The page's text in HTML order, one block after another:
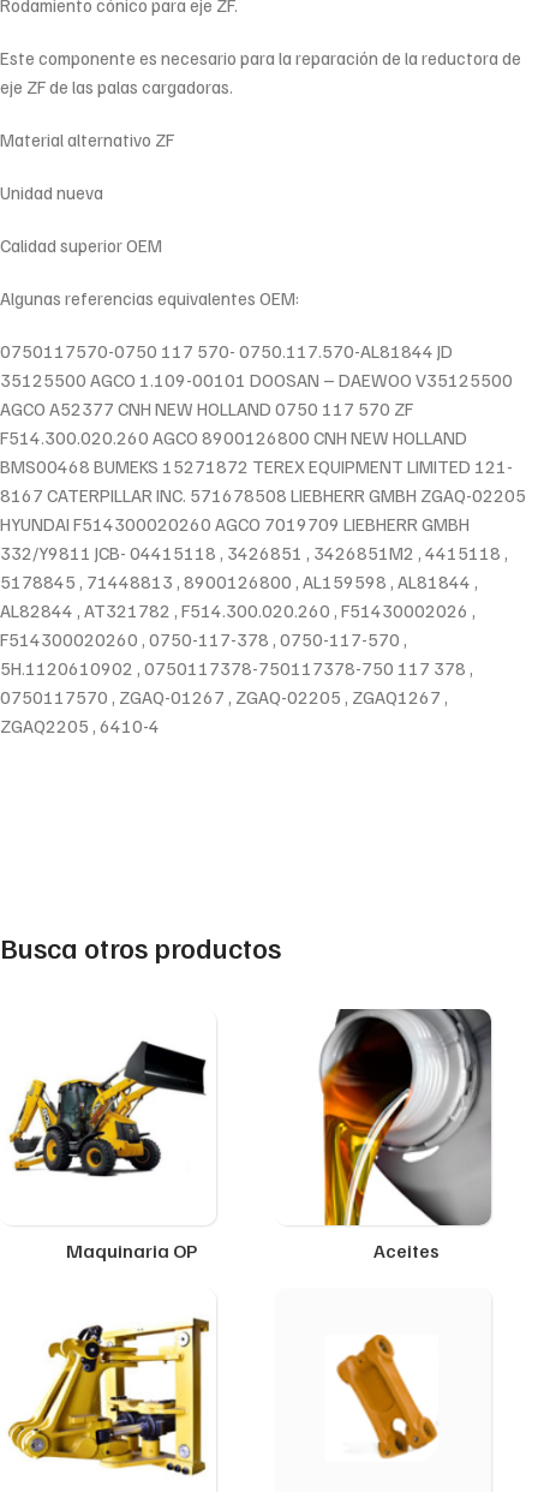
Rodamiento cónico para eje ZF.
Este componente es necesario para la reparación de la reductora de
eje ZF de las palas cargadoras.
Material alternativo ZF
Unidad nueva
Calidad superior OEM
Algunas referencias equivalentes OEM:
0750117570-0750 117 570- 0750.117.570-AL81844 JD
35125500 AGCO 1.109-00101 DOOSAN – DAEWOO V35125500
AGCO A52377 CNH NEW HOLLAND 0750 117 570 ZF
F514.300.020.260 AGCO 8900126800 CNH NEW HOLLAND
BMS00468 BUMEKS 15271872 TEREX EQUIPMENT LIMITED 121-
8167 CATERPILLAR INC. 571678508 LIEBHERR GMBH ZGAQ-02205
HYUNDAI F514300020260 AGCO 7019709 LIEBHERR GMBH
332/Y9811 JCB- 04415118 , 3426851 , 3426851M2 , 4415118 ,
5178845 , 71448813 , 8900126800 , AL159598 , AL81844 ,
AL82844 , AT321782 , F514.300.020.260 , F51430002026 ,
F514300020260 , 0750-117-378 , 0750-117-570 ,
5H.1120610902 , 0750117378-750117378-750 117 378 ,
0750117570 , ZGAQ-01267 , ZGAQ-02205 , ZGAQ1267 ,
ZGAQ2205 , 6410-4
Busca otros productos
Maquinaria OP Aceites